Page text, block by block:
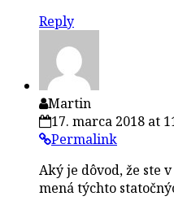
Reply
Martin
17. marca 2018 at
Permalink
Aký je dôvod, že ste
mená týchto